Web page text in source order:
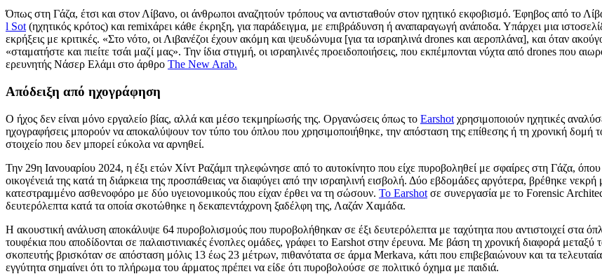
Όπως στη Γάζα, έτσι και στον Λίβανο, οι άνθρωποι αναζητούν τρόπους να αντισταθούν στον ηχητικό εκφοβισμό. Έφηβος από το
l Sot (ηχητικός κρότος) και remixάρει κάθε έκρηξη, για παράδειγμα, με επιβράδυνση ή αναπαραγωγή ανάποδα. Υπάρχει μια
εκρήξεις με κριτικές. «Στο νότο, οι Λιβανέζοι έχουν ακόμη και ψευδώνυμα [για τα ισραηλινά drones και αεροπλάνα], και όταν
«σταματήστε και πιείτε τσάι μαζί μας». Την ίδια στιγμή, οι ισραηλινές προειδοποιήσεις, που εκπέμπονται νύχτα από drones που
ερευνητής Νάσερ Ελάμι στο άρθρο The New Arab.
Απόδειξη από ηχογράφηση
Ο ήχος δεν είναι μόνο εργαλείο βίας, αλλά και μέσο τεκμηρίωσής της. Οργανώσεις όπως το Earshot χρησιμοποιούν ηχητικές
ηχογραφήσεις μπορούν να αποκαλύψουν τον τύπο του όπλου που χρησιμοποιήθηκε, την απόσταση της επίθεσης ή τη χρονική δομή
στοιχείο που δεν μπορεί εύκολα να αρνηθεί.
Την 29η Ιανουαρίου 2024, η έξι ετών Χίντ Ραζάμπ τηλεφώνησε από το αυτοκίνητο που είχε πυροβοληθεί με σφαίρες στη Γάζα,
οικογένειά της κατά τη διάρκεια της προσπάθειας να διαφύγει από την ισραηλινή εισβολή. Δύο εβδομάδες αργότερα, βρέθηκε νεκρή
κατεστραμμένο ασθενοφόρο με δύο υγειονομικούς που είχαν έρθει να τη σώσουν. Το Earshot σε συνεργασία με το Forensic
δευτερόλεπτα κατά τα οποία σκοτώθηκε η δεκαπεντάχρονη ξαδέλφη της, Λαζάν Χαμάδα.
Η ακουστική ανάλυση αποκάλυψε 64 πυροβολισμούς που πυροβολήθηκαν σε έξι δευτερόλεπτα με ταχύτητα που αντιστοιχεί στα
τουφέκια που αποδίδονται σε παλαιστινιακές ένοπλες ομάδες, γράφει το Earshot στην έρευνα. Με βάση τη χρονική διαφορά
σκοπευτής βρισκόταν σε απόσταση μόλις 13 έως 23 μέτρων, πιθανότατα σε άρμα Merkava, κάτι που επιβεβαιώνουν και τα
εγγύτητα σημαίνει ότι το πλήρωμα του άρματος πρέπει να είδε ότι πυροβολούσε σε πολιτικό όχημα με παιδιά.